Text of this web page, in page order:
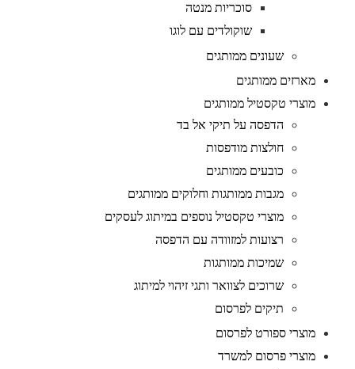
סוכריות מנטה
שוקולדים עם לוגו
שעונים ממותגים
מארזים ממותגים
מוצרי טקסטיל ממותגים
הדפסה על תיקי אל בד
חולצות מודפסות
כובעים ממותגים
מגבות ממותגות וחלוקים ממותגים
מוצרי טקסטיל נוספים במיתוג לעסקים
רצועות למזוודה עם הדפסה
שמיכות ממותגות
שרוכים לצוואר ותגי זיהוי למיתוג
תיקים לפרסום
מוצרי ספורט לפרסום
מוצרי פרסום למשרד